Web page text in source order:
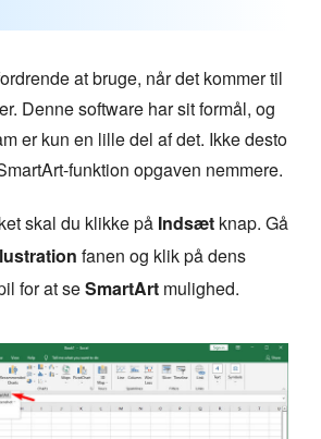
at bruge, når det kommer til
Denne software har sit formål, og
er kun en lille del af det. Ikke desto
funktion opgaven nemmere.
skal du klikke på Indsæt knap. Gå
fanen og klik på dens
for at seSmartArt mulighed.